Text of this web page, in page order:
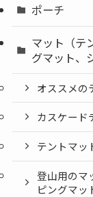
ポーチ
マット（テ
グマット、
オススメの
カスケー
テントマッ
登山用のマ
ピングマッ